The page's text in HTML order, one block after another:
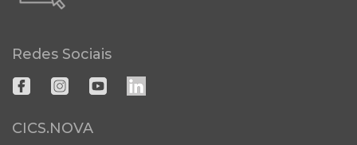
Redes Sociais
CICS.NOVA